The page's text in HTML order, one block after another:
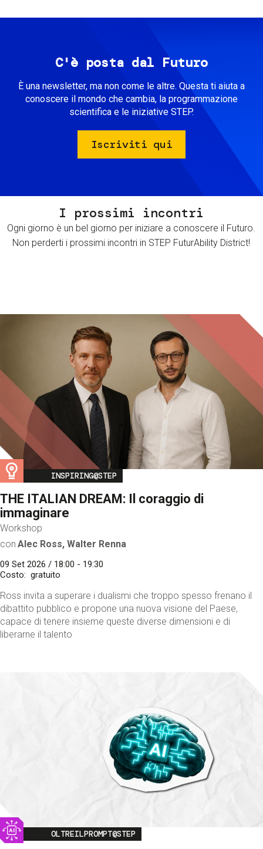
C'è posta dal Futuro
È una newsletter, ma non come le altre. Questa ti aiuta a
conoscere il mondo che cambia, la programmazione
scientifica e le iniziative STEP.
Iscriviti qui
I prossimi incontri
Ogni giorno è un bel giorno per iniziare a conoscere il Futuro.
Non perderti i prossimi incontri in STEP FuturAbility District!
Image
INSPIRING@STEP
THE ITALIAN DREAM: Il coraggio di
immaginare
Workshop
con Alec Ross, Walter Renna
09 Set 2026 / 18:00 - 19:30
Costo
gratuito
Ross invita a superare i dualismi che troppo spesso frenano il
dibattito pubblico e propone una nuova visione del Paese,
capace di tenere insieme queste diverse dimensioni e di
liberarne il talento
Image
OLTREILPROMPT@STEP